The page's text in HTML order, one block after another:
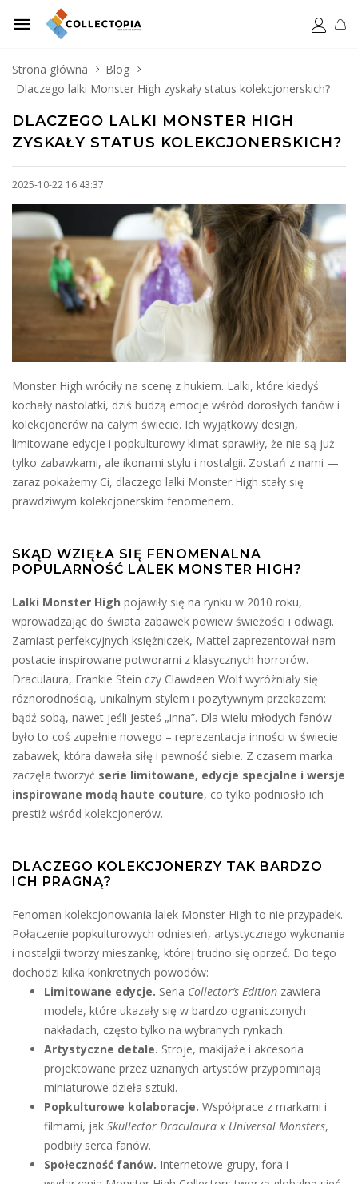
Strona główna
Blog
Dlaczego lalki Monster High zyskały status kolekcjonerskich?
DLACZEGO LALKI MONSTER HIGH
ZYSKAŁY STATUS KOLEKCJONERSKICH?
2025-10-22 16:43:37
Monster High wróciły na scenę z hukiem. Lalki, które kiedyś
kochały nastolatki, dziś budzą emocje wśród dorosłych fanów i
kolekcjonerów na całym świecie. Ich wyjątkowy design,
limitowane edycje i popkulturowy klimat sprawiły, że nie są już
tylko zabawkami, ale ikonami stylu i nostalgii. Zostań z nami —
zaraz pokażemy Ci, dlaczego lalki Monster High stały się
prawdziwym kolekcjonerskim fenomenem.
SKĄD WZIĘŁA SIĘ FENOMENALNA
POPULARNOŚĆ LALEK MONSTER HIGH?
Lalki Monster High pojawiły się na rynku w 2010 roku,
wprowadzając do świata zabawek powiew świeżości i odwagi.
Zamiast perfekcyjnych księżniczek, Mattel zaprezentował nam
postacie inspirowane potworami z klasycznych horrorów.
Draculaura, Frankie Stein czy Clawdeen Wolf wyróżniały się
różnorodnością, unikalnym stylem i pozytywnym przekazem:
bądź sobą, nawet jeśli jesteś „inna”. Dla wielu młodych fanów
było to coś zupełnie nowego – reprezentacja inności w świecie
zabawek, która dawała siłę i pewność siebie. Z czasem marka
zaczęła tworzyć serie limitowane, edycje specjalne i wersje
inspirowane modą haute couture, co tylko podniosło ich
prestiż wśród kolekcjonerów.
DLACZEGO KOLEKCJONERZY TAK BARDZO
ICH PRAGNĄ?
Fenomen kolekcjonowania lalek Monster High to nie przypadek.
Połączenie popkulturowych odniesień, artystycznego wykonania
i nostalgii tworzy mieszankę, której trudno się oprzeć. Do tego
dochodzi kilka konkretnych powodów:
Limitowane edycje. Seria Collector’s Edition zawiera
modele, które ukazały się w bardzo ograniczonych
nakładach, często tylko na wybranych rynkach.
Artystyczne detale. Stroje, makijaże i akcesoria
projektowane przez uznanych artystów przypominają
miniaturowe dzieła sztuki.
Popkulturowe kolaboracje. Współprace z markami i
filmami, jak Skullector Draculaura x Universal Monsters,
podbiły serca fanów.
Społeczność fanów. Internetowe grupy, fora i